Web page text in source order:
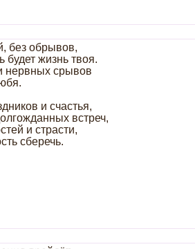
без обрывов,
будет жизнь твоя.
нервных срывов
и счастья,
встреч,
и страсти,
сберечь.